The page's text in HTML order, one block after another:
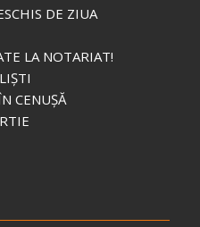
DE ZIUA
LA NOTARIAT!
CENUȘĂ